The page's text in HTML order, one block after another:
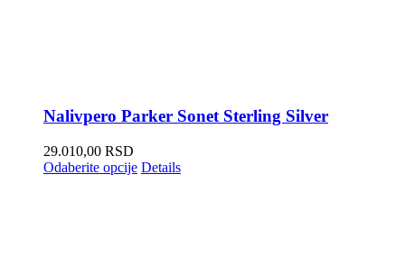
Nalivpero Parker Sonet Sterling Silver
29.010,00 RSD
Odaberite opcije Details